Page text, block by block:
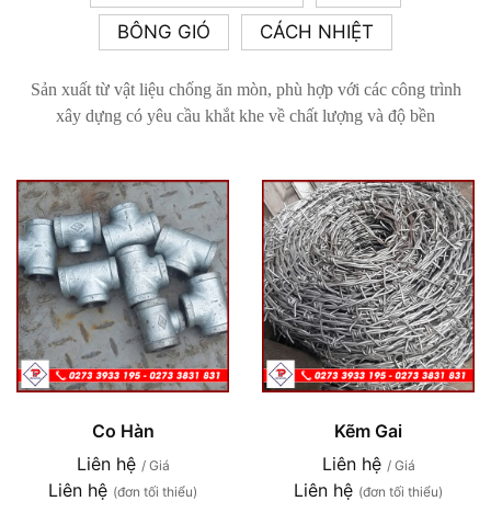
BÔNG GIÓ
CÁCH NHIỆT
Sản xuất từ vật liệu chống ăn mòn, phù hợp với các công trình
xây dựng có yêu cầu khắt khe về chất lượng và độ bền
Co Hàn
Liên hệ / Giá
Liên hệ (đơn tối thiểu)
Kẽm Gai
Liên hệ / Giá
Liên hệ (đơn tối thiểu)